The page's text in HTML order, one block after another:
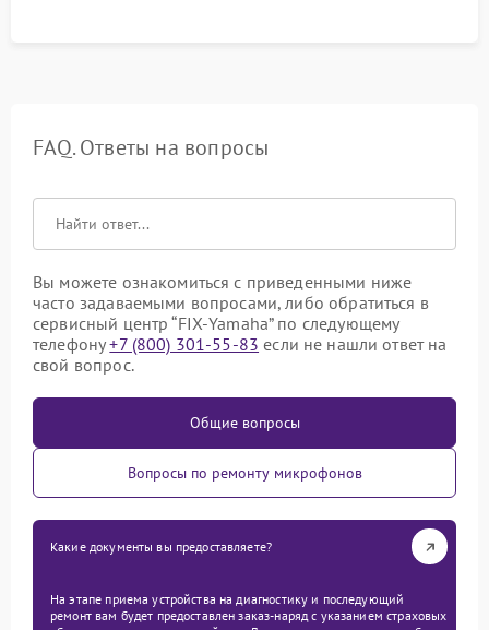
FAQ. Ответы на вопросы
Вы можете ознакомиться с приведенными ниже
часто задаваемыми вопросами, либо обратиться в
сервисный центр “FIX-Yamaha” по следующему
телефону+7 (800) 301-55-83 если не нашли ответ на
свой вопрос.
Общие вопросы
Вопросы по ремонту микрофонов
Какие документы вы предоставляете?
На этапе приема устройства на диагностику и последующий
ремонт вам будет предоставлен заказ-наряд с указанием страховых